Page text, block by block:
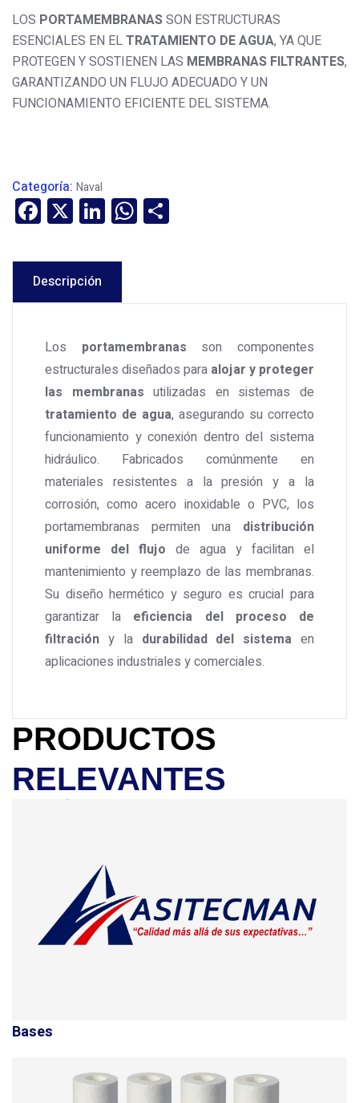
LOS PORTAMEMBRANASSON ESTRUCTURAS
ESENCIALES EN ELTRATAMIENTO DE AGUA, YA QUE
PROTEGEN Y SOSTIENEN LAS MEMBRANAS FILTRANTES,
GARANTIZANDO UN FLUJO ADECUADO Y UN
FUNCIONAMIENTO EFICIENTE DEL SISTEMA.
Categoría: Naval
Facebook
X LinkedIn
WhatsApp
Descripción
Los portamembranas son componentes
estructurales diseñados para alojar y proteger
las membranas utilizadas en sistemas de
tratamiento de agua, asegurando su correcto
funcionamiento y conexión dentro del sistema
hidráulico. Fabricados comúnmente en
materiales resistentes a la presión y a la
corrosión, como acero inoxidable o PVC, los
portamembranas permiten una distribución
uniforme del flujo de agua y facilitan el
mantenimiento y reemplazo de las membranas.
Su diseño hermético y seguro es crucial para
garantizar la eficiencia del proceso de
filtración y la durabilidad del sistema en
aplicaciones industriales y comerciales.
PRODUCTOS
RELEVANTES
Bases